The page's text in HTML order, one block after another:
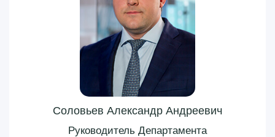
Соловьев Александр Андреевич
Руководитель Департамента